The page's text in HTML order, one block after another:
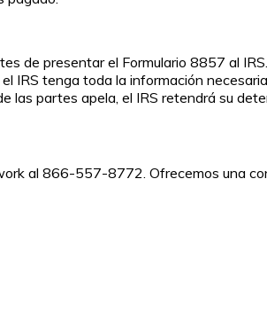
de presentar el Formulario 8857 al
tenga toda la información
las partes apela, el IRS retendrá su
al 866-557-8772. Ofrecemos una